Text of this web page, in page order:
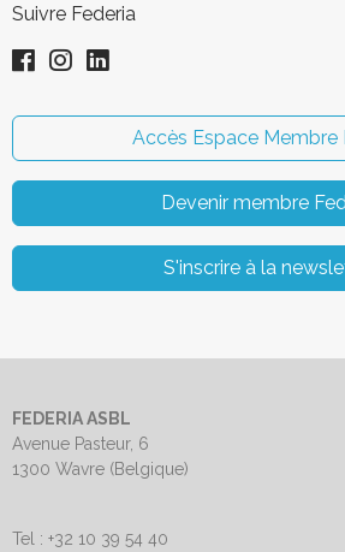
Suivre Federia
Accès Espace Membre
Devenir membre
S'inscrire à la
FEDERIA ASBL
Avenue Pasteur, 6
1300 Wavre (Belgique)
Tel : +32 10 39 54 40